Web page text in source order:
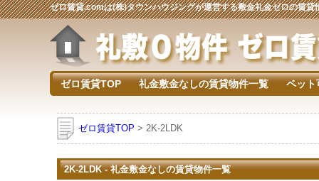
ゼロ賃貸.comは(株)タウンハウジングが運営する敷金礼金ゼロの賃貸
ゼロ賃貸TOP 礼金敷金なしの賃貸物件一覧 ペット
ゼロ賃貸TOP > 2K-2LDK
2K-2LDK - 礼金敷金なしの賃貸物件一覧